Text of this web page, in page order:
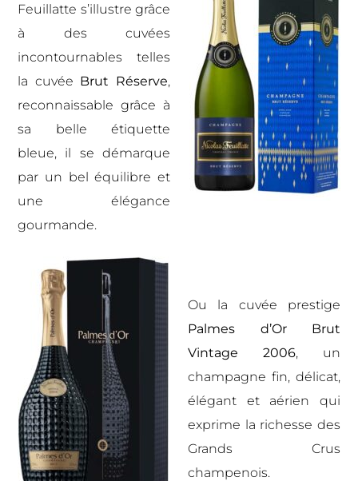
Feuillatte s’illustre grâce
à des cuvées
incontournables telles
la cuvée Brut Réserve,
reconnaissable grâce à
sa belle étiquette
bleue, il se démarque
par un bel équilibre et
une élégance
gourmande.
Ou la cuvée prestige
Palmes d’Or Brut
Vintage 2006, un
champagne fin, délicat,
élégant et aérien qui
exprime la richesse des
Grands Crus
champenois.